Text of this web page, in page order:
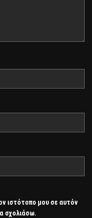
ιστότοπο μου σε αυτόν
σχολιάσω.